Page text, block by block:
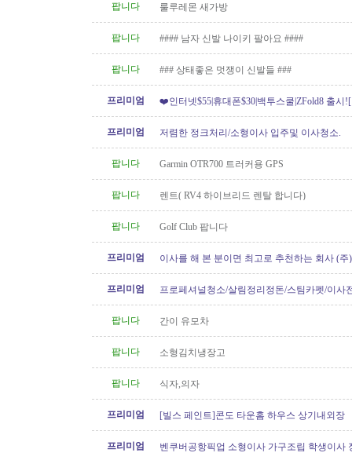
팝니다 룰루레몬 새가방
팝니다 #### 남자 신발 나이키 팔아요 ####
팝니다 ### 상태좋은 멋쟁이 신발들 ###
프리미엄
❤️인터넷$55|휴대폰$30|백투스쿨|ZFold8 출시
프리미엄
저렴한 정크처리/소형이사 입주및 이사청소.
팝니다 Garmin OTR700 트러커용 GPS
팝니다 렌트( RV4 하이브리드 렌탈 합니다)
팝니다 Golf Club 팝니다
프리미엄
이사를 해 본 분이면 최고로 추천하는 회사 (주
프리미엄
프로페셔널청소/살림정리정돈/스팀카펫/이사
팝니다
간이 유모차
팝니다 소형김치냉장고
팝니다 식자,의자
프리미엄 [빌스 페인트]콘도 타운홈 하우스 상기내외장
프리미엄
벤쿠버공항픽업 소형이사 가구조립 학생이사